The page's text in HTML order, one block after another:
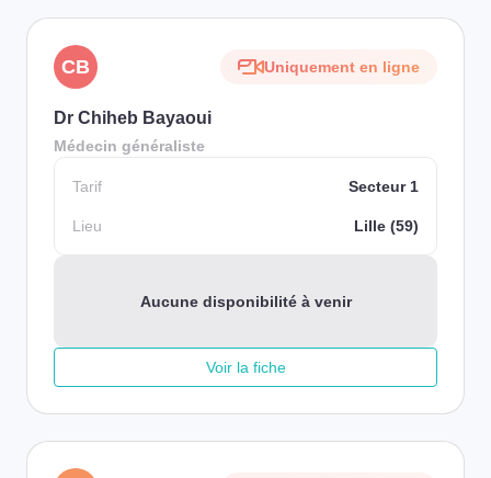
CB Uniquement en ligne
Dr Chiheb Bayaoui
Médecin généraliste
Tarif Secteur 1
Lieu Lille (59)
Aucune disponibilité à venir
Voir la fiche